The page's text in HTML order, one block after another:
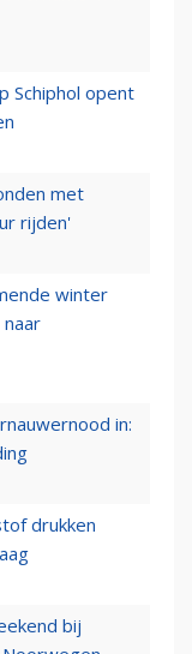
Schiphol opent
met
rijden'
winter
in:
drukken
bij